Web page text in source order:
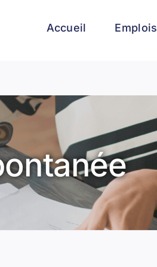
Accueil Emplois